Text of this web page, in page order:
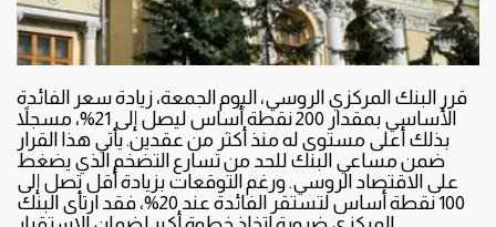
قرر البنك المركزي الروسي، اليوم الجمعة، زيادة سعر الفائدة
الأساسي بمقدار 200 نقطة أساس ليصل إلى 21%، مسجلاً
بذلك أعلى مستوى له منذ أكثر من عقدين. يأتي هذا القرار
ضمن مساعي البنك للحد من تسارع التضخم الذي يضغط
على الاقتصاد الروسي. ورغم التوقعات بزيادة أقل تصل إلى
100 نقطة أساس لتستقر الفائدة عند 20%، فقد ارتأى البنك